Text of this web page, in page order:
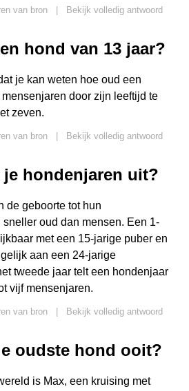
van bron
Bekijk volledig antwoord
hond van 13 jaar?
je kan weten hoe oud een
door zijn leeftijd te
zeven.
van bron
Bekijk volledig antwoord
je hondenjaren uit?
de geboorte tot hun
oud dan mensen. Een 1-
met een 15-jarige puber en
aan een 24-jarige
tweede jaar telt een hondenjaar
vijf mensenjaren.
van bron
Bekijk volledig antwoord
oudste hond ooit?
is Max, een kruising met